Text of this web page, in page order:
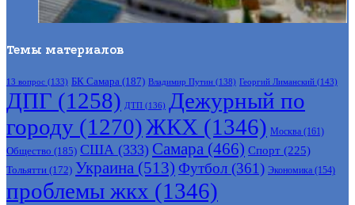
Темы материалов
13 вопрос (133) БК Самара (187) Владимир Путин (138) Георгий Лиманский (143)
ДПГ (1258) ДТП (136) Дежурный по
городу (1270)ЖКХ (1346) Москва (161)
Общество (185) США (333) Самара (466) Спорт (225)
Тольятти (172) Украина (513) Футбол (361) Экономика (154)
проблемы жкх (1346)